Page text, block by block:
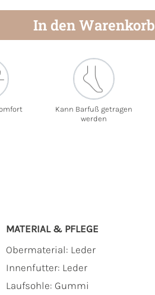
In den Warenkorb
Kann Barfuß getragen
werden
MATERIAL & PFLEGE
Obermaterial: Leder
Innenfutter: Leder
Laufsohle: Gummi